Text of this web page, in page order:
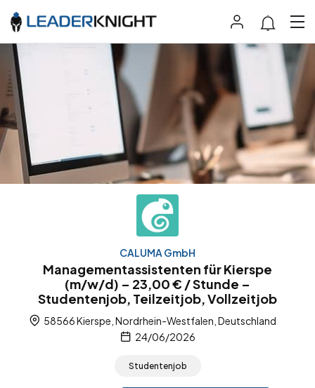
CALUMA GmbH
Managementassistenten für Kierspe
(m/w/d) – 23,00 € / Stunde –
Studentenjob, Teilzeitjob, Vollzeitjob
58566 Kierspe, Nordrhein-Westfalen, Deutschland
24/06/2026
Studentenjob